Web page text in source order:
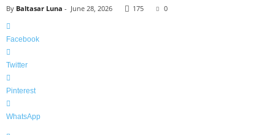
By Baltasar Luna - June 28, 2026 175 0
Facebook
Twitter
Pinterest
WhatsApp